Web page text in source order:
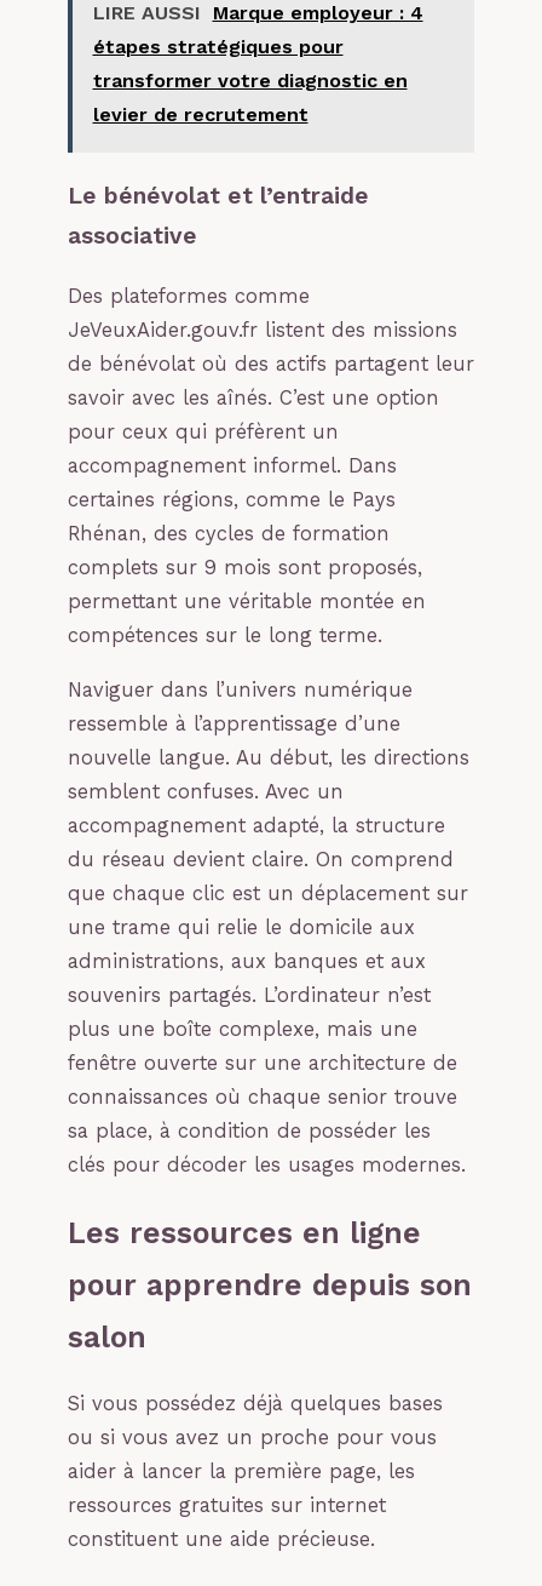
LIRE AUSSI
Marque employeur : 4
étapes stratégiques pour
transformer votre diagnostic en
levier de recrutement
Le bénévolat et l’entraide
associative
Des plateformes comme
JeVeuxAider.gouv.fr listent des missions
de bénévolat où des actifs partagent leur
savoir avec les aînés. C’est une option
pour ceux qui préfèrent un
accompagnement informel. Dans
certaines régions, comme le Pays
Rhénan, des cycles de formation
complets sur 9 mois sont proposés,
permettant une véritable montée en
compétences sur le long terme.
Naviguer dans l’univers numérique
ressemble à l’apprentissage d’une
nouvelle langue. Au début, les directions
semblent confuses. Avec un
accompagnement adapté, la structure
du réseau devient claire. On comprend
que chaque clic est un déplacement sur
une trame qui relie le domicile aux
administrations, aux banques et aux
souvenirs partagés. L’ordinateur n’est
plus une boîte complexe, mais une
fenêtre ouverte sur une architecture de
connaissances où chaque senior trouve
sa place, à condition de posséder les
clés pour décoder les usages modernes.
Les ressources en ligne
pour apprendre depuis son
salon
Si vous possédez déjà quelques bases
ou si vous avez un proche pour vous
aider à lancer la première page, les
ressources gratuites sur internet
constituent une aide précieuse.